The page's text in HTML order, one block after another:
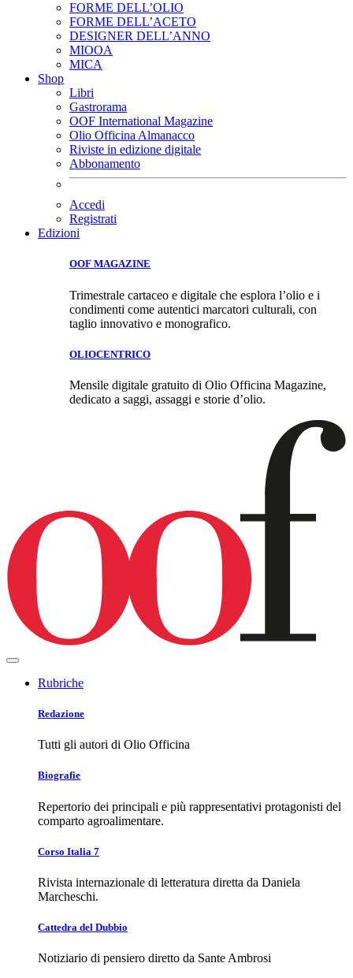
FORME DELL’OLIO
FORME DELL’ACETO
DESIGNER DELL’ANNO
MIOOA
MICA
Shop
Libri
Gastrorama
OOF International Magazine
Olio Officina Almanacco
Riviste in edizione digitale
Abbonamento
Accedi
Registrati
Edizioni
OOF MAGAZINE
Trimestrale cartaceo e digitale che esplora l’olio e i
condimenti come autentici marcatori culturali, con
taglio innovativo e monografico.
OLIOCENTRICO
Mensile digitale gratuito di Olio Officina Magazine,
dedicato a saggi, assaggi e storie d’olio.
Rubriche
Redazione
Tutti gli autori di Olio Officina
Biografie
Repertorio dei principali e più rappresentativi protagonisti del
comparto agroalimentare.
Corso Italia 7
Rivista internazionale di letteratura diretta da Daniela
Marcheschi.
Cattedra del Dubbio
Notiziario di pensiero diretto da Sante Ambrosi